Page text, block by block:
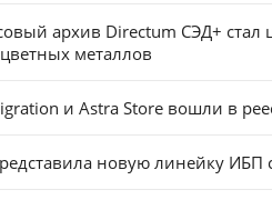
архив Directum СЭД+ стал
металлов
и Astra Store вошли в
новую линейку ИБП